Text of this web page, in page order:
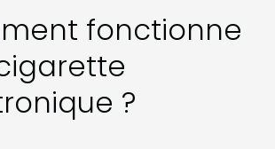
fonctionne
?